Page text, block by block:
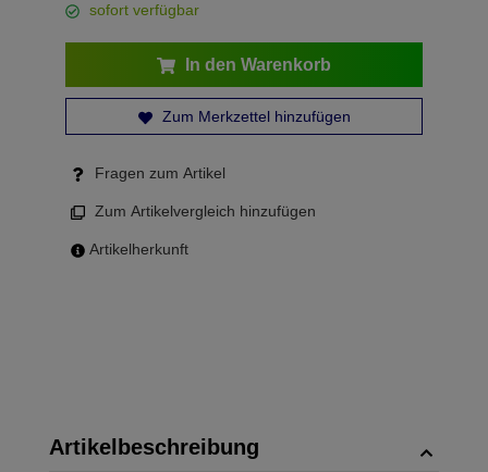
sofort verfügbar
In den Warenkorb
Zum Merkzettel hinzufügen
Fragen zum Artikel
Zum Artikelvergleich hinzufügen
Artikelherkunft
Artikelbeschreibung